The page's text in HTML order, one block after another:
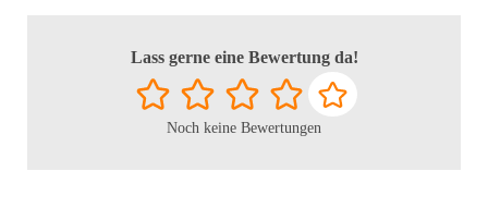
Lass gerne eine Bewertung da!
Noch keine Bewertungen